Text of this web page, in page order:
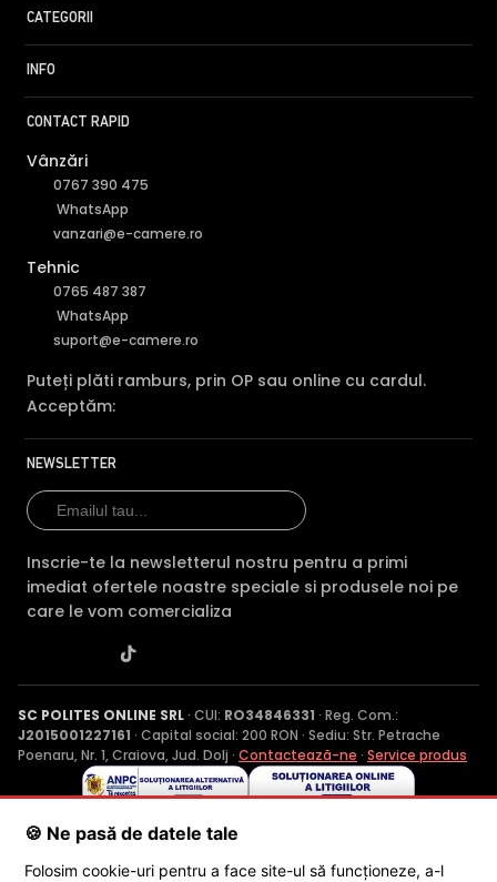
CATEGORII
INFO
CONTACT RAPID
Vânzări
0767 390 475
WhatsApp
vanzari@e-camere.ro
Tehnic
0765 487 387
WhatsApp
suport@e-camere.ro
Puteți plăti ramburs, prin OP sau online cu cardul.
Acceptăm:
NEWSLETTER
Inscrie-te la newsletterul nostru pentru a primi
imediat ofertele noastre speciale si produsele noi pe
care le vom comercializa
SC POLITES ONLINE SRL· CUI: RO34846331 · Reg. Com.:
J2015001227161 · Capital social: 200 RON · Sediu: Str. Petrache
Poenaru, Nr. 1, Craiova, Jud. Dolj · Contactează-ne · Service produs
© 2026 SC POLITES ONLINE SRL
🍪 Ne pasă de datele tale
Folosim cookie-uri pentru a face site-ul să funcționeze, a-l